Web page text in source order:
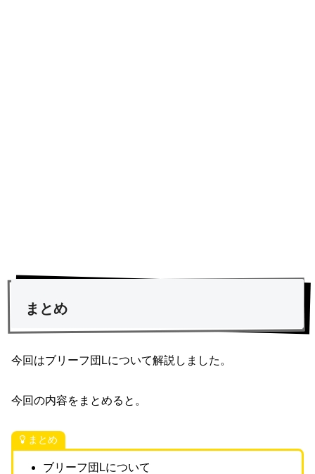
まとめ
今回はブリーフ団Lについて解説しました。
今回の内容をまとめると。
まとめ
ブリーフ団Lについて